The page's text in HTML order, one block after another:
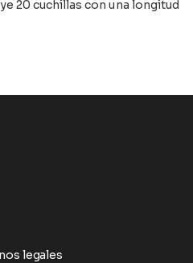
20 cuchillas con una longitud
legales